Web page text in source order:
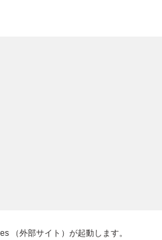
（外部サイト）が起動します。